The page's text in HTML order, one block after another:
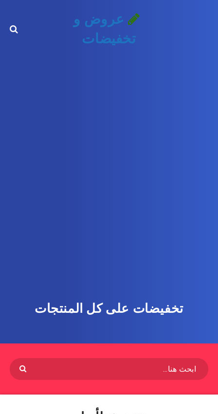
عروض و
تخفيضات
تخفيضات على كل المنتجات